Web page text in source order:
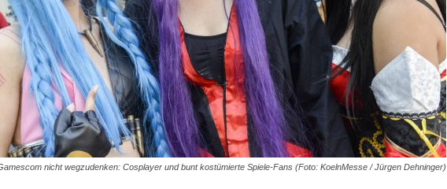
nicht wegzudenken: Cosplayer und bunt kostümierte Spiele-Fans (Foto: KoelnMesse / Jürgen Dehninger)